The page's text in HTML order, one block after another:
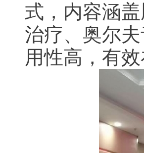
式，内容涵
治疗、奥尔
用性高，有